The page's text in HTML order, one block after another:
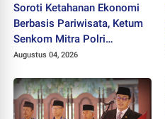
Soroti Ketahanan Ekonomi
Berbasis Pariwisata, Ketum
Senkom Mitra Polri
Dikukuhkan sebagai
Augustus 04, 2026